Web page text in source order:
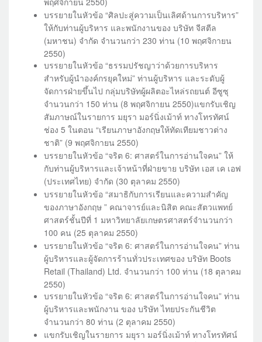
บรรยายในหัวข้อ “ศิลปะสู่ความเป็นเลิศด้านการบริหาร”
ให้กับท่านผู้บริหาร และพนักงานของ บริษัท จีสตีล
(มหาชน) จำกัด จำนวนกว่า 230 ท่าน (10 พฤศจิกายน
2550)
บรรยายในหัวข้อ “ธรรมปรัชญาว่าด้วยการบริหาร
สำหรับผู้นำองค์กรยุคใหม่” ท่านผู้บริหาร และระดับผู้
จัดการฝ่ายขึ้นไป กลุ่มบริษัทผู้ผลิตอะไหล่รถยนต์ อีซูซุ
จำนวนกว่า 150 ท่าน (8 พฤศจิกายน 2550)แขกรับเชิญ
สัมภาษณ์ในรายการ มยุรา มอร์นิ่งเม้าท์ ทางโทรทัศน์
ช่อง 5 ในตอน “เรียนภาษาอังกฤษให้ทัดเทียมชาวต่าง
ชาติ” (9 พฤศจิกายน 2550)
บรรยายในหัวข้อ “จริต 6: ศาสตร์ในการอ่านใจคน” ให้
กับท่านผู้บริหารและเจ้าหน้าที่ฝ่ายขาย บริษัท เอส เค เอฟ
(ประเทศไทย) จำกัด (30 ตุลาคม 2550)
บรรยายในหัวข้อ “สมาธิกับการเรียนและความสำคัญ
ของภาษาอังกฤษ ” คณาจารย์และนิสิต คณะสัตวแพทย์
ศาสตร์ชั้นปีที่ 1 มหาวิทยาลัยเกษตรศาสตร์จำนวนกว่า
100 คน (25 ตุลาคม 2550)
บรรยายในหัวข้อ “จริต 6: ศาสตร์ในการอ่านใจคน” ท่าน
ผู้บริหารและผู้จัดการร้านทั่วประเทศของ บริษัท Boots
Retail (Thailand) Ltd. จำนวนกว่า 100 ท่าน (18 ตุลาคม
2550)
บรรยายในหัวข้อ “จริต 6: ศาสตร์ในการอ่านใจคน” ท่าน
ผู้บริหารและพนักงาน ของ บริษัท ไทยประกันชีวิต
จำนวนกว่า 80 ท่าน (2 ตุลาคม 2550)
แขกรับเชิญในรายการ มยุรา มอร์นิ่งเม้าท์ ทางโทรทัศน์